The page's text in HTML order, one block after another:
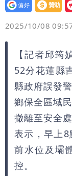
設為
贊助
2025/10/08
【記者邱
52分花蓮縣
縣政府誤發
鄉保全區域
撤離至安全
表示，早上8
前水位及壩
控。